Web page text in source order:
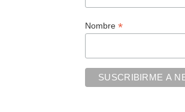
Nombre *